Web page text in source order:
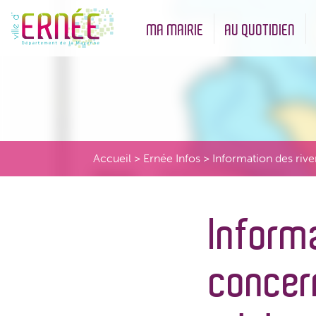
MA MAIRIE AU QUOTIDIEN
Accueil > Ernée Infos > Information des